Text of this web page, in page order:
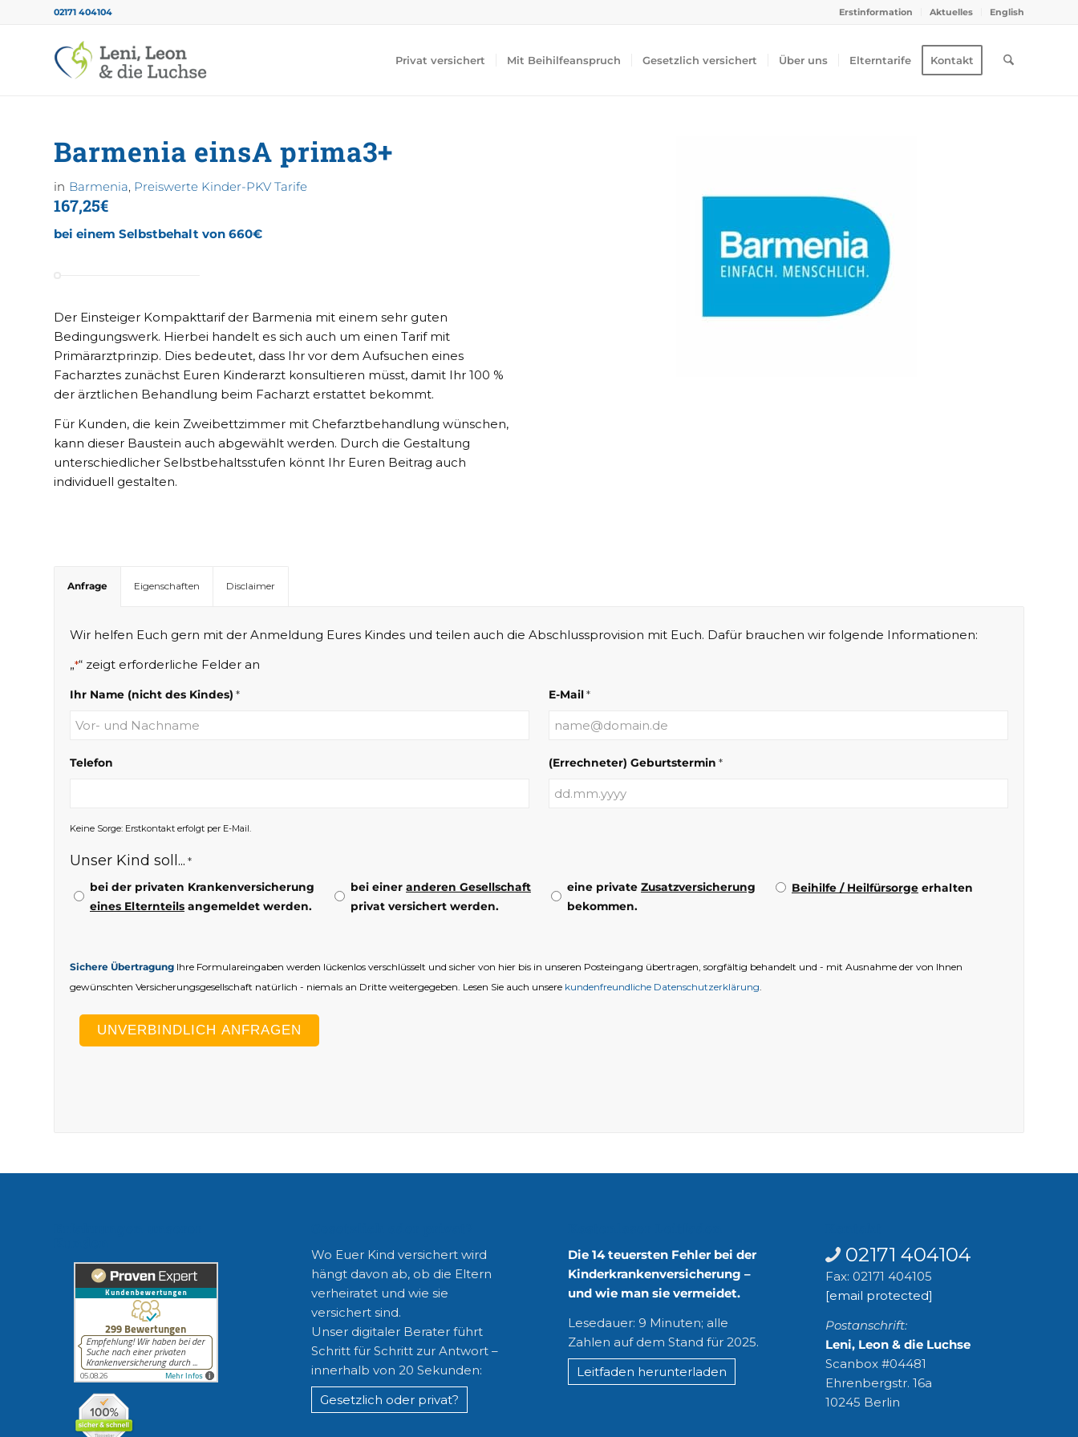
Erstinformation Aktuelles English
02171 404104
Privat versichert Mit Beihilfeanspruch Gesetzlich versichert Über uns Elterntarife Kontakt
Barmenia einsA prima3+
in Barmenia, Preiswerte Kinder-PKV Tarife
167,25€
bei einem Selbstbehalt von 660€
Der Einsteiger Kompakttarif der Barmenia mit einem sehr guten
Bedingungswerk. Hierbei handelt es sich auch um einen Tarif mit
Primärarztprinzip. Dies bedeutet, dass Ihr vor dem Aufsuchen eines
Facharztes zunächst Euren Kinderarzt konsultieren müsst, damit Ihr 100 %
der ärztlichen Behandlung beim Facharzt erstattet bekommt.
Für Kunden, die kein Zweibettzimmer mit Chefarztbehandlung wünschen,
kann dieser Baustein auch abgewählt werden. Durch die Gestaltung
unterschiedlicher Selbstbehaltsstufen könnt Ihr Euren Beitrag auch
individuell gestalten.
Anfrage Eigenschaften Disclaimer
Wir helfen Euch gern mit der Anmeldung Eures Kindes und teilen auch die Abschlussprovision mit Euch. Dafür brauchen wir folgende Informationen:
„*“ zeigt erforderliche Felder an
Ihr Name (nicht des Kindes) * E-Mail *
Telefon
Keine Sorge: Erstkontakt erfolgt per E-Mail.
(Errechneter) Geburtstermin *
TT
Unser Kind soll... *
bei der privaten Krankenversicherung
eines Elternteils angemeldet werden.
bei einer anderen Gesellschaft
privat versichert werden.
eine private Zusatzversicherung
bekommen.
Beihilfe / Heilfürsorge erhalten
Sichere Übertragung Ihre Formulareingaben werden lückenlos verschlüsselt und sicher von hier bis in unseren Posteingang übertragen, sorgfältig behandelt und - mit Ausnahme der von Ihnen
gewünschten Versicherungsgesellschaft natürlich - niemals an Dritte weitergegeben. Lesen Sie auch unsere kundenfreundliche Datenschutzerklärung
Wo Euer Kind versichert wird
hängt davon ab, ob die Eltern
verheiratet und wie sie
versichert sind.
Unser digitaler Berater führt
Schritt für Schritt zur Antwort –
innerhalb von 20 Sekunden:
Gesetzlich oder privat?
Die 14 teuersten Fehler bei der
Kinderkrankenversicherung –
und wie man sie vermeidet.
Lesedauer: 9 Minuten; alle
Zahlen auf dem Stand für 2025.
Leitfaden herunterladen
02171 404104
Fax: 02171 404105
[email protected]
Postanschrift:
Leni, Leon & die Luchse
Scanbox #04481
Ehrenbergstr. 16a
10245 Berlin